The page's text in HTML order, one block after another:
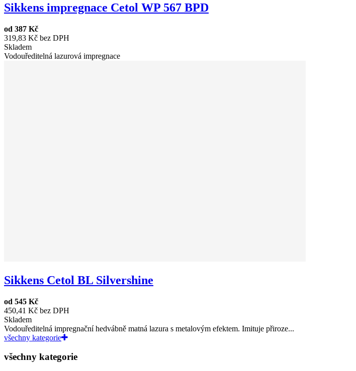
Sikkens impregnace Cetol WP 567 BPD
od 387 Kč
319,83 Kč bez DPH
Skladem
Vodouředitelná lazurová impregnace
Sikkens Cetol BL Silvershine
od 545 Kč
450,41 Kč bez DPH
Skladem
Vodouředitelná impregnační hedvábně matná lazura s metalovým efektem. Imituje přiroze...
všechny kategorie
všechny kategorie